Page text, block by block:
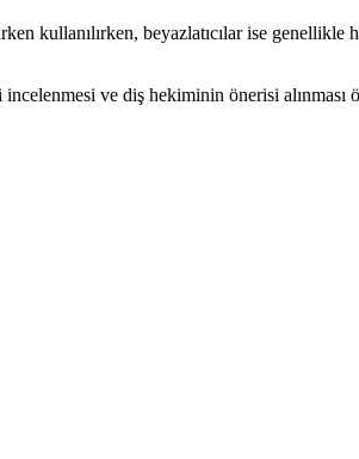
kullanılırken, beyazlatıcılar ise genellikle
ve diş hekiminin önerisi alınması